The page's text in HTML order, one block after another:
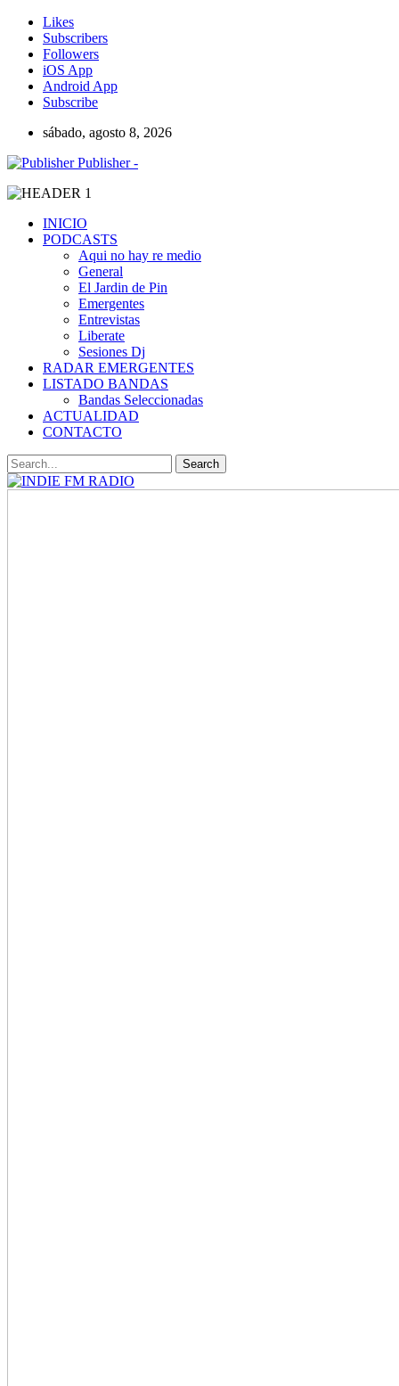
Likes
Subscribers
Followers
iOS App
Android App
Subscribe
sábado, agosto 8, 2026
Publisher -
INICIO
PODCASTS
Aqui no hay re medio
General
El Jardin de Pin
Emergentes
Entrevistas
Liberate
Sesiones Dj
RADAR EMERGENTES
LISTADO BANDAS
Bandas Seleccionadas
ACTUALIDAD
CONTACTO